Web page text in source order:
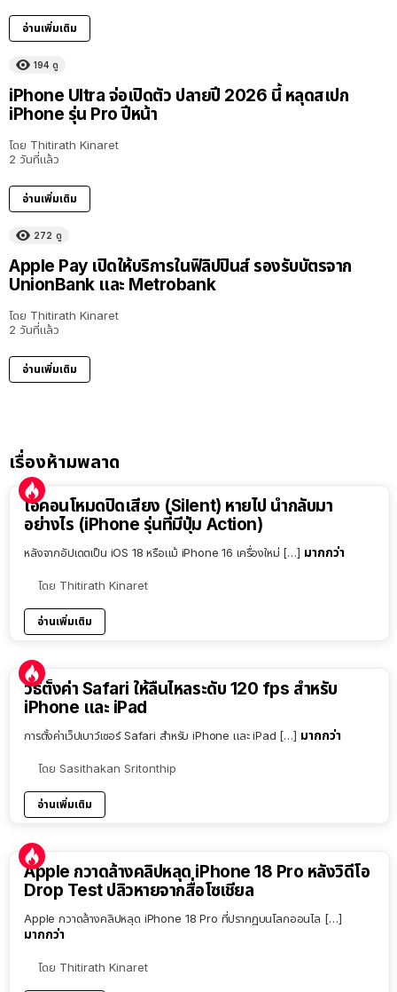
อ่านเพิ่มเติม
194 ดู
iPhone Ultra จ่อเปิดตัว ปลายปี 2026 นี้ หลุดสเปก
iPhone รุ่น Pro ปีหน้า
โดย Thitirath Kinaret
2 วันที่แล้ว
อ่านเพิ่มเติม
272 ดู
Apple Pay เปิดให้บริการในฟิลิปปินส์ รองรับบัตรจาก
UnionBank และ Metrobank
โดย Thitirath Kinaret
2 วันที่แล้ว
อ่านเพิ่มเติม
เรื่องห้ามพลาด
ไอคอนโหมดปิดเสียง (Silent) หายไป นำกลับมา
อย่างไร (iPhone รุ่นที่มีปุ่ม Action)
หลังจากอัปเดตเป็น iOS 18 หรือแม้ iPhone 16 เครื่องใหม่ […] มากกว่า
โดย Thitirath Kinaret
อ่านเพิ่มเติม
วิธีตั้งค่า Safari ให้ลื่นไหลระดับ 120 fps สำหรับ
iPhone และ iPad
การตั้งค่าเว็ปเบาว์เซอร์ Safari สำหรับ iPhone และ iPad […] มากกว่า
โดย Sasithakan Sritonthip
อ่านเพิ่มเติม
Apple กวาดล้างคลิปหลุด iPhone 18 Pro หลังวิดีโอ
Drop Test ปลิวหายจากสื่อโซเชียล
Apple กวาดล้างคลิปหลุด iPhone 18 Pro ที่ปรากฏบนโลกออนไล […]
มากกว่า
โดย Thitirath Kinaret